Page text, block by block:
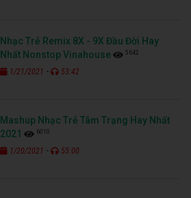
Nhạc Trẻ Remix 8X - 9X Đầu Đời Hay
Nhất Nonstop Vinahouse
5642
1/21/2021 - 53:42
Mashup Nhạc Trẻ Tâm Trạng Hay Nhất
2021
6010
1/20/2021 - 55:00